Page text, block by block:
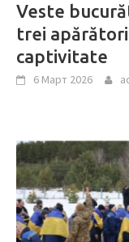
Veste
trei apărători
captivitate
6 Март 2026